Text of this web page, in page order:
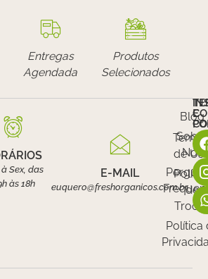
Entregas
Agendada
Produtos
Selecionados
E-MAIL
euquero@freshorganicos.com.br
Sex, das
às 18h
Blog
Sobre
Nós
E
de
de
Política